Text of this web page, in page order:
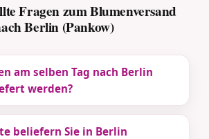
Fragen zum Blumenversand
Berlin (Pankow)
am selben Tag nach Berlin
werden?
beliefern Sie in Berlin